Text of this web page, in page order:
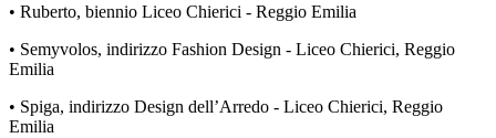
• Ruberto, biennio Liceo Chierici - Reggio Emilia
• Semyvolos, indirizzo Fashion Design - Liceo Chierici, Reggio
Emilia
• Spiga, indirizzo Design dell’Arredo - Liceo Chierici, Reggio
Emilia